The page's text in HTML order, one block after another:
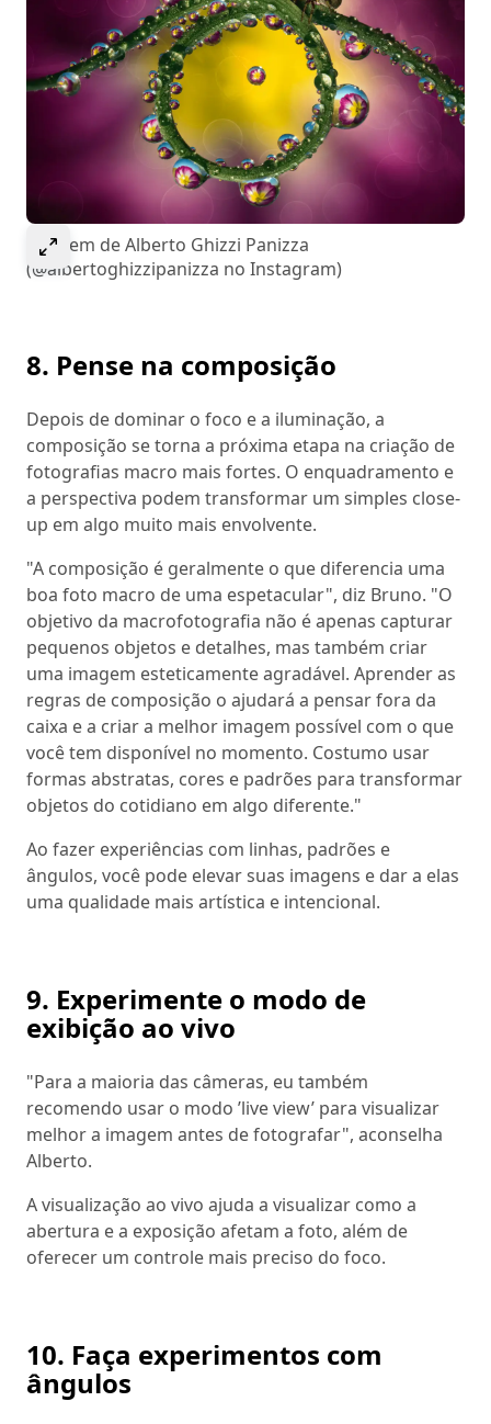
Select to expand image
Imagem de Alberto Ghizzi Panizza
(@albertoghizzipanizza no Instagram)
8. Pense na composição
Depois de dominar o foco e a iluminação, a
composição se torna a próxima etapa na criação de
fotografias macro mais fortes. O enquadramento e
a perspectiva podem transformar um simples close-
up em algo muito mais envolvente.
"A composição é geralmente o que diferencia uma
boa foto macro de uma espetacular", diz Bruno. "O
objetivo da macrofotografia não é apenas capturar
pequenos objetos e detalhes, mas também criar
uma imagem esteticamente agradável. Aprender as
regras de composição o ajudará a pensar fora da
caixa e a criar a melhor imagem possível com o que
você tem disponível no momento. Costumo usar
formas abstratas, cores e padrões para transformar
objetos do cotidiano em algo diferente."
Ao fazer experiências com linhas, padrões e
ângulos, você pode elevar suas imagens e dar a elas
uma qualidade mais artística e intencional.
9. Experimente o modo de
exibição ao vivo
"Para a maioria das câmeras, eu também
recomendo usar o modo ’live view’ para visualizar
melhor a imagem antes de fotografar", aconselha
Alberto.
A visualização ao vivo ajuda a visualizar como a
abertura e a exposição afetam a foto, além de
oferecer um controle mais preciso do foco.
10. Faça experimentos com
ângulos